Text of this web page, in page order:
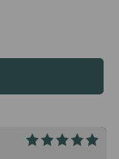
élégant et
de la réunion
aéré qui
forme
siège à votre
Dossier
de haute